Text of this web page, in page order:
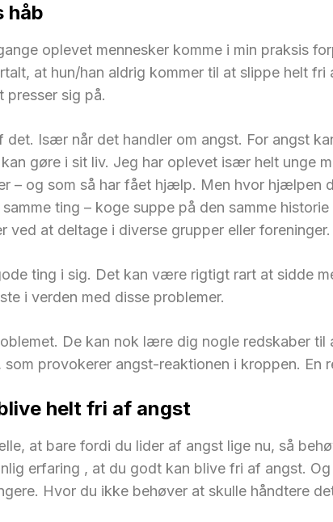
håb
oplevet mennesker komme i min praksis
at hun/han aldrig kommer til at slippe helt
presser sig på.
det. Især når det handler om angst. For angst
gøre i sit liv. Jeg har oplevet især helt unge
– og som så har fået hjælp. Men hvor
ting – koge suppe på den samme
ved at deltage i diverse grupper eller foreninger.
ting i sig. Det kan være rigtigt rart at sidde
i verden med disse problemer.
De kan nok lære dig nogle redskaber
provokerer angst-reaktionen i kroppen. En
helt fri af angst
at bare fordi du lider af angst lige nu, så
erfaring , at du godt kan blive fri af angst.
Hvor du ikke behøver at skulle håndtere